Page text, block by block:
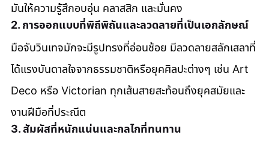
มันให้ความรู้สึกอบอุ่น คลาสสิก และมั่นคง
2. การออกแบบที่พิถีพิถันและลวดลายที่เป็นเอกลักษณ์
มือจับวินเทจมักจะมีรูปทรงที่อ่อนช้อย มีลวดลายสลักเสลาที่
ได้แรงบันดาลใจจากธรรมชาติหรือยุคศิลปะต่างๆ เช่น Art
Deco หรือ Victorian ทุกเส้นสายสะท้อนถึงยุคสมัยและ
งานฝีมือที่ประณีต
3. สัมผัสที่หนักแน่นและกลไกที่ทนทาน